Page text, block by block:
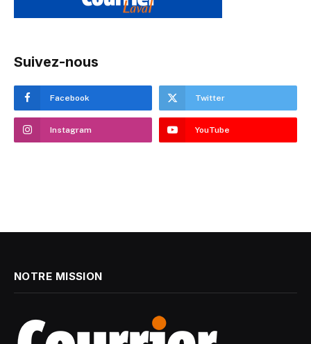
Suivez-nous
Facebook Twitter
Instagram YouTube
NOTRE MISSION